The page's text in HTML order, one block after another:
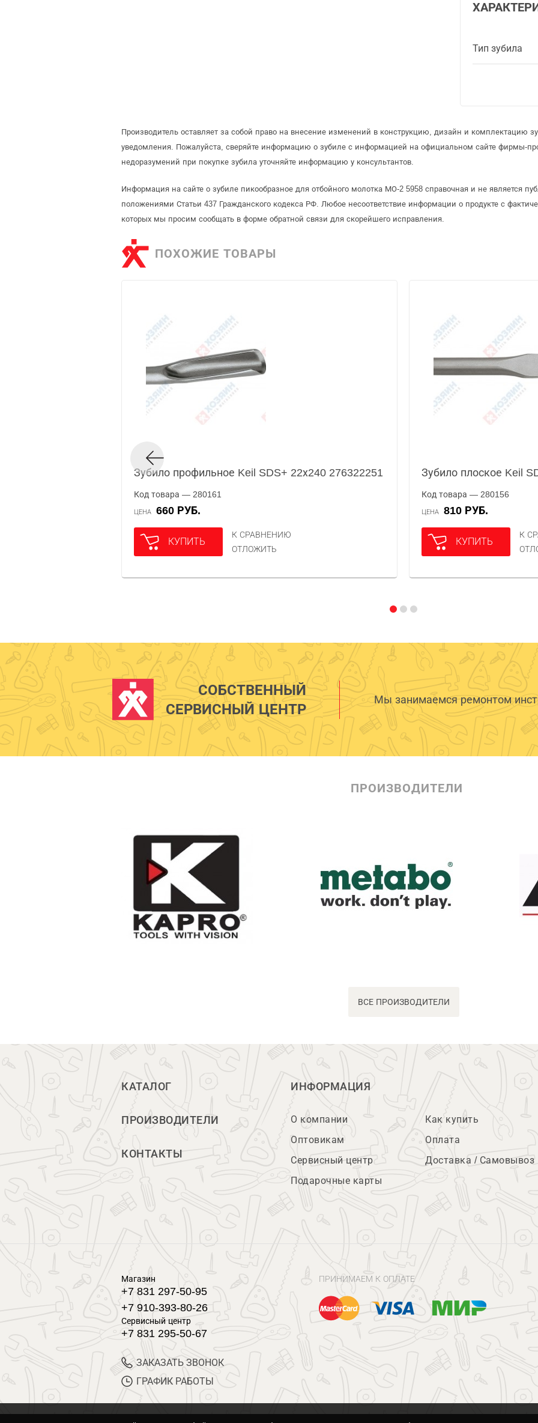
Тип зубила
Производитель оставляет за собой право на внесение изменений в конструкцию, дизайн и комплектацию
уведомления. Пожалуйста, сверяйте информацию о зубиле с информацией на официальном сайте фирмы-
недоразумений при покупке зубила уточняйте информацию у консультантов.
Информация на сайте о зубиле пикообразное для отбойного молотка МО-2 5958 справочная и не является
положениями Статьи 437 Гражданского кодекса РФ. Любое несоответствие информации о продукте с
которых мы просим сообщать в форме обратной связи для скорейшего исправления.
ПОХОЖИЕ ТОВАРЫ
Зубило профильное Keil SDS+ 22х240 276322251
Код товара — 280161
ЦЕНА 660 РУБ.
КУПИТЬ
К СРАВНЕНИЮ
ОТЛОЖИТЬ
Зубило плоское Keil
Код товара — 280156
ЦЕНА 810 РУБ.
КУПИТЬ
К
СОБСТВЕННЫЙ
СЕРВИСНЫЙ ЦЕНТР
Мы занимаемся ремонтом
ПРОИЗВОДИТЕЛИ
ВСЕ ПРОИЗВОДИТЕЛИ
КАТАЛОГ
ПРОИЗВОДИТЕЛИ
КОНТАКТЫ
ИНФОРМАЦИЯ
О компании
Оптовикам
Сервисный центр
Подарочные карты
Как купить
Оплата
Доставка / Самовывоз
Магазин
+7 831 297-50-95
+7 910-393-80-26
Сервисный центр
+7 831 295-50-67
ЗАКАЗАТЬ ЗВОНОК
ГРАФИК РАБОТЫ
ПРИНИМАЕМ К ОПЛАТЕ